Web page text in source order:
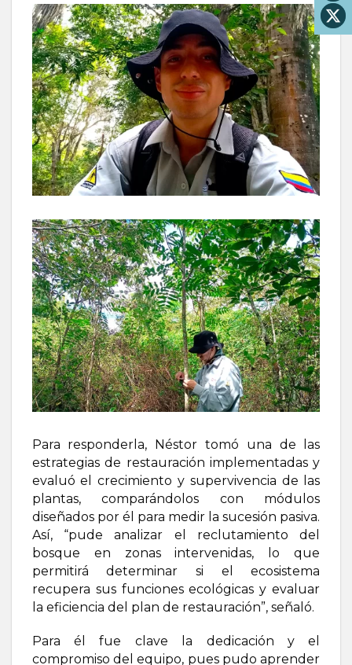
Para responderla, Néstor tomó una de las
estrategias de restauración implementadas y
evaluó el crecimiento y supervivencia de las
plantas, comparándolos con módulos
diseñados por él para medir la sucesión pasiva.
Así, “pude analizar el reclutamiento del
bosque en zonas intervenidas, lo que
permitirá determinar si el ecosistema
recupera sus funciones ecológicas y evaluar
la eficiencia del plan de restauración”, señaló.
Para él fue clave la dedicación y el
compromiso del equipo, pues pudo aprender